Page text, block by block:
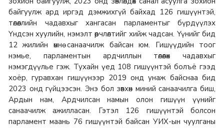
байгуулж ард иргэд дэмжихгүй байхад 126 гишүүнтэй,
төлөөллийн чадавхыг хангасан парламентыг бүрдүүлэх
Үндсэн хуулийн, нэмэлт өөрчлөлтийг хийж чадсан. Үүнийг бид
12 жилийн өмнө санаачилж байсан юм. Гишүүдийн тоог
нэмье, парламентын ардчиллын төлөөлөх чадавхыг
нэмэгдүүлье гэж. Тухайн үед 108 гишүүнтэй болъё гээд
хоёр, гуравхан гишүүнээр 2019 онд унаж байснаа бид
2023 онд гүйцээсэн. Энэ бол зөвхөн миний санаачилга биш,
Ардын нам, Ардчилсан намын олон гишүүн үүнийг
санаачилж ажилласан. Гэтэл 126 гишүүнтэй болсон
парламент маань 76 гишүүнтэй байсан УИХ-ын чуулганы